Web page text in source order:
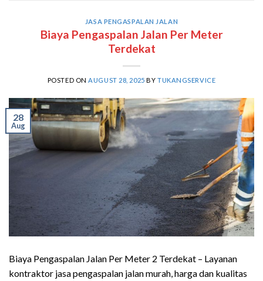
JASA PENGASPALAN JALAN
Biaya Pengaspalan Jalan Per Meter
Terdekat
POSTED ONAUGUST 28, 2025 BY TUKANGSERVICE
28
Aug
Biaya Pengaspalan Jalan Per Meter 2 Terdekat – Layanan
kontraktor jasa pengaspalan jalan murah, harga dan kualitas